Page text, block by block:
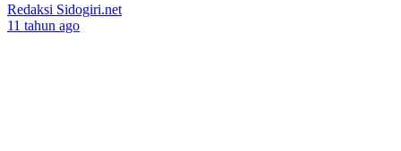
Redaksi Sidogiri.net
11 tahun ago